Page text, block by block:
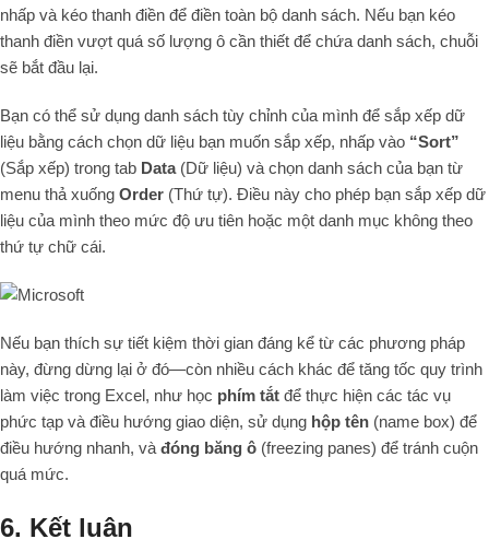
nhấp và kéo thanh điền để điền toàn bộ danh sách. Nếu bạn kéo
thanh điền vượt quá số lượng ô cần thiết để chứa danh sách, chuỗi
sẽ bắt đầu lại.
Bạn có thể sử dụng danh sách tùy chỉnh của mình để sắp xếp dữ
liệu bằng cách chọn dữ liệu bạn muốn sắp xếp, nhấp vào “Sort”
(Sắp xếp) trong tab Data(Dữ liệu) và chọn danh sách của bạn từ
menu thả xuống Order (Thứ tự). Điều này cho phép bạn sắp xếp dữ
liệu của mình theo mức độ ưu tiên hoặc một danh mục không theo
thứ tự chữ cái.
Nếu bạn thích sự tiết kiệm thời gian đáng kể từ các phương pháp
này, đừng dừng lại ở đó—còn nhiều cách khác để tăng tốc quy trình
làm việc trong Excel, như học phím tắt để thực hiện các tác vụ
phức tạp và điều hướng giao diện, sử dụng hộp tên (name box) để
điều hướng nhanh, và đóng băng ô (freezing panes) để tránh cuộn
quá mức.
6. Kết luận